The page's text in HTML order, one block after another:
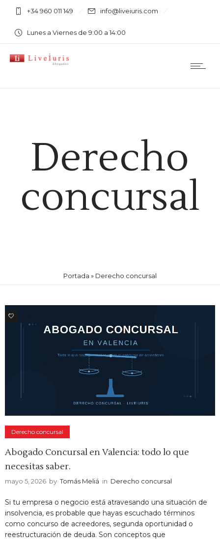
+34 960 011 149 info@liveiuris.com
Lunes a Viernes de 9:00 a 14:00
Derecho
concursal
Portada » Derecho concursal
0
Derecho concursal
Abogado Concursal en Valencia: todo lo que
necesitas saber.
mayo 5, 2026 by Tomás Meliá in Derecho concursal
Si tu empresa o negocio está atravesando una situación de
insolvencia, es probable que hayas escuchado términos
como concurso de acreedores, segunda oportunidad o
reestructuración de deuda. Son conceptos que